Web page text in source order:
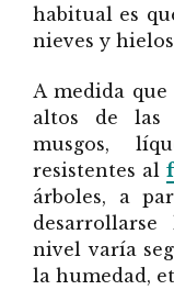
habitual es
nieves y
A medida que
altos de las
musgos,
resistentes al
árboles, a
nivel varía
la humedad,